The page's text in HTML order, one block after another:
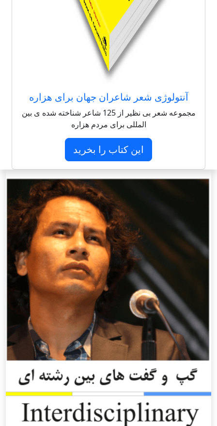
آنتولوژی شعر شاعران جهان برای هزاره
مجموعه شعر بی نظیر از 125 شاعر شناخته شده ی بین
المللی برای مردم هزاره
این کتاب را بخرید